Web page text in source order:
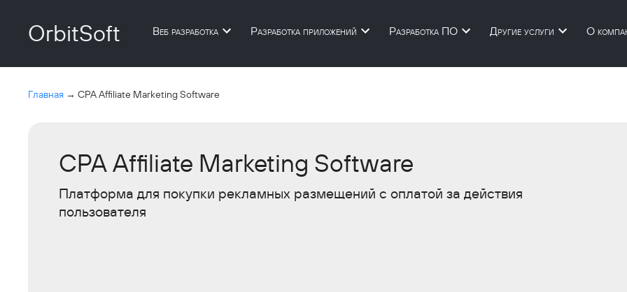
OrbitSoft Веб разработка Разработка приложений Разработка ПО Другие услуги О
Главная → CPA Affiliate Marketing Software
CPA Affiliate Marketing Software
Платформа для покупки рекламных размещений с оплатой за действия
пользователя